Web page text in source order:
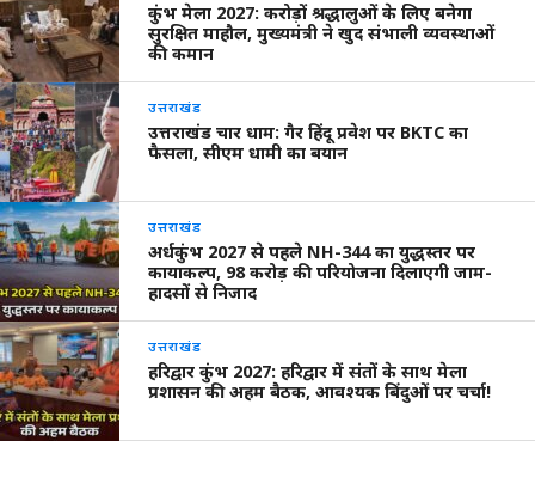
कुंभ मेला 2027: करोड़ों श्रद्धालुओं के लिए बनेगा
सुरक्षित माहौल, मुख्यमंत्री ने खुद संभाली व्यवस्थाओं
की कमान
उत्तराखंड
उत्तराखंड चार धाम: गैर हिंदू प्रवेश पर BKTC का
फैसला, सीएम धामी का बयान
उत्तराखंड
अर्धकुंभ 2027 से पहले NH-344 का युद्धस्तर पर
कायाकल्प, 98 करोड़ की परियोजना दिलाएगी जाम-
हादसों से निजाद
उत्तराखंड
हरिद्वार कुंभ 2027: हरिद्वार में संतों के साथ मेला
प्रशासन की अहम बैठक, आवश्यक बिंदुओं पर चर्चा!